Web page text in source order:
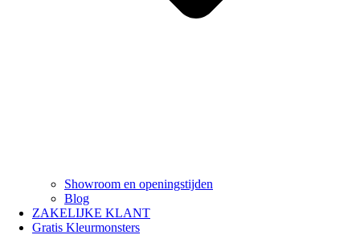
Showroom en openingstijden
Blog
ZAKELIJKE KLANT
Gratis Kleurmonsters